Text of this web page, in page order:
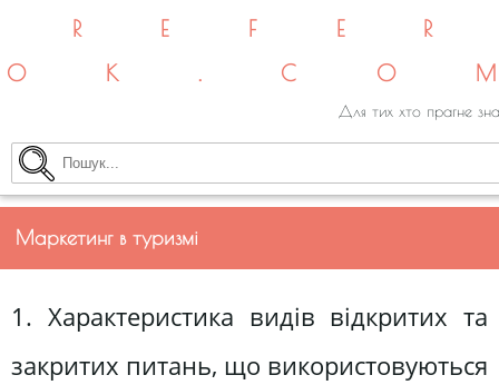
Для тих хто прагне
Маркетинг в туризмі
1. Характеристика видів відкритих та
закритих питань, що використовуються